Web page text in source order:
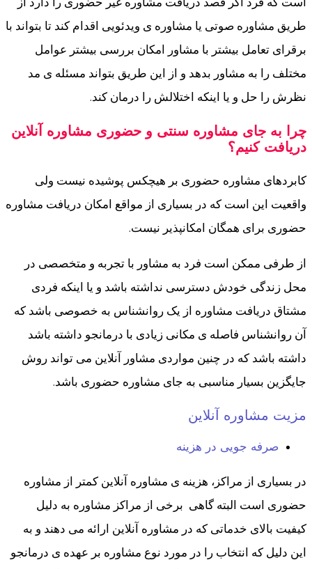
است که فرد اگر قصد دریافت مشاوره غیر حضوری را دارد از
طریق مشاوره صوتی یا مشاوره ی ویدئویی اقدام کند تا بتواند با
برقرای تعامل بیشتر با مشاور امکان بررسی بیشتر عوامل
مختلف را به مشاور بدهد و از این طریق بتواند مسئله ی مد
نظرش را حل و یا اینکه اختلالش را درمان کند.
چرا به جای مشاوره سنتی و حضوری مشاوره آنلاین
دریافت کنیم؟
کابردهای مشاوره حضوری بر هیچکس پوشیده نیست ولی
واقعیت این است که در بسیاری از مواقع امکان دریافت مشاوره
حضوری برای همگان امکانپذیر نیست.
از طرفی ممکن است فرد به مشاور با تجربه و متخصصی در
محل زندگی خودش دسترسی نداشته باشد و یا اینکه فردی
مشتاق دریافت مشاوره از یک روانشناس به خصوصی باشد که
آن روانشناس فاصله ی مکانی زیادی با درمانجو داشته باشد
داشته باشد که در چنین مواردی مشاور آنلاین می تواند روش
جایگزین بسیار مناسبی به جای مشاوره حضوری باشد.
مزیت مشاوره آنلاین
صرفه جویی در هزینه
در بسیاری از مراکز، هزینه ی مشاوره آنلاین کمتر از مشاوره
حضوری است البته گاهی برخی از مراکز مشاوره به دلیل
کیفیت بالای خدماتی که در مشاوره آنلاین ارائه می دهند و به
این دلیل که انتخاب را در مورد نوع مشاوره بر عهده ی درمانجو